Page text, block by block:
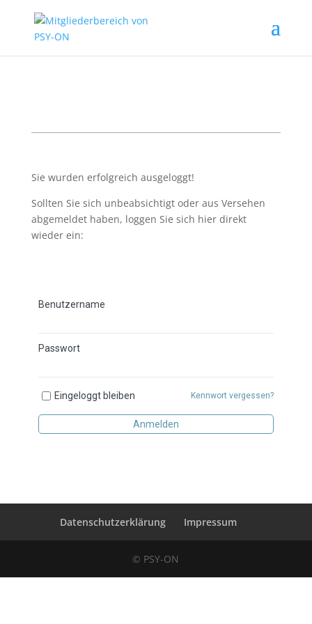
Sie wurden erfolgreich ausgeloggt!
Sollten Sie sich unbeabsichtigt oder aus Versehen
abgemeldet haben, loggen Sie sich hier direkt
wieder ein:
Benutzername
Passwort
Eingeloggt bleiben Kennwort vergessen?
Anmelden
Datenschutzerklärung Impressum
© PSY-ON